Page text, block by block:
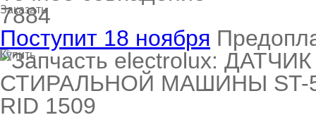
Заказать
7884
Поступит 18 ноября
Купить